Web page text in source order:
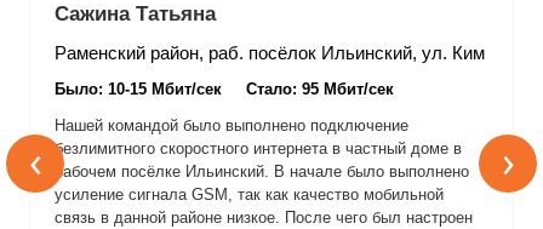
Сажина Татьяна
Раменский район, раб. посёлок Ильинский, ул. Ким
Было: 10-15 Мбит/сек
Стало: 95 Мбит/сек
Нашей командой было выполнено подключение
безлимитного скоростного интернета в частный доме в
рабочем посёлке Ильинский. В начале было выполнено
усиление сигнала GSM, так как качество мобильной
связь в данной районе низкое. После чего был настроен
‹ ›